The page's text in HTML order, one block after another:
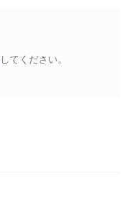
してください。